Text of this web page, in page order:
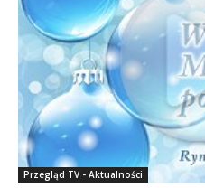
Przegląd TV - Aktualności